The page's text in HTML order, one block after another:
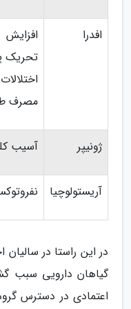
افدرا
تحریک
مصرف
ژونیپر آسیب
آریستولوچیا
در این راستا در
گیاهان دارویی سبب
اعتمادی در دسترس